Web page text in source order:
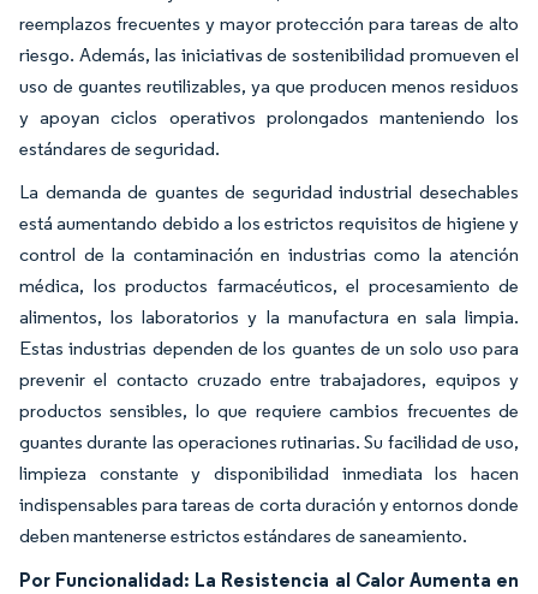
reemplazos frecuentes y mayor protección para tareas de alto
riesgo. Además, las iniciativas de sostenibilidad promueven el
uso de guantes reutilizables, ya que producen menos residuos
y apoyan ciclos operativos prolongados manteniendo los
estándares de seguridad.
La demanda de guantes de seguridad industrial desechables
está aumentando debido a los estrictos requisitos de higiene y
control de la contaminación en industrias como la atención
médica, los productos farmacéuticos, el procesamiento de
alimentos, los laboratorios y la manufactura en sala limpia.
Estas industrias dependen de los guantes de un solo uso para
prevenir el contacto cruzado entre trabajadores, equipos y
productos sensibles, lo que requiere cambios frecuentes de
guantes durante las operaciones rutinarias. Su facilidad de uso,
limpieza constante y disponibilidad inmediata los hacen
indispensables para tareas de corta duración y entornos donde
deben mantenerse estrictos estándares de saneamiento.
Por Funcionalidad: La Resistencia al Calor Aumenta en